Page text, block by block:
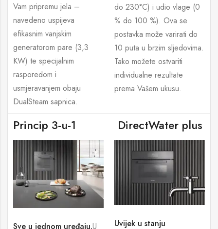
Vam pripremu jela –
navedeno uspijeva
efikasnim vanjskim
generatorom pare (3,3
KW) te specijalnim
rasporedom i
usmjeravanjem obaju
DualSteam sapnica.
do 230°C) i udio vlage (0
% do 100 %). Ova se
postavka može varirati do
10 puta u brzim sljedovima.
Tako možete ostvariti
individualne rezultate
prema Vašem ukusu.
Princip 3-u-1
Sve u jednom uređaju.U
DirectWater plus
Uvijek u stanju